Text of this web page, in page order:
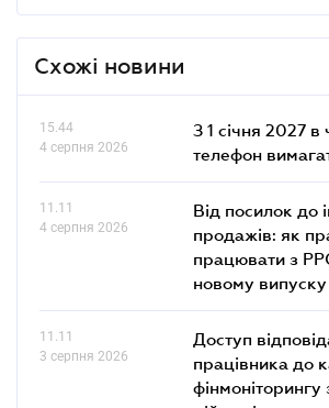
Схожі новини
15.44
4 серпня 2026
З 1 січня 2027 в
телефон
11.11
4 серпня 2026
Від посилок до
продажів: як
працювати з
новому
11.11
3 серпня 2026
Доступ
працівника до
фінмоніторингу